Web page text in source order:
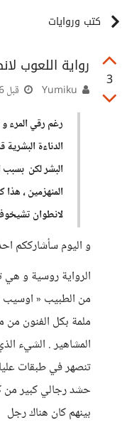
كتب وروايات
3
رواية اللعوب
قبل 6 أشهر
رغم رقي المرء
الدناءة
البشر لكن
المنهزمين ، هذا
لانطوان
و اليوم سأشارككم
الرواية روسية و
من الطبيب «
ملمة بكل الفنون
المشاهير . الشيء
تنصهر في طبقات
حشد رجالي كبير من
بينهم كان هناك